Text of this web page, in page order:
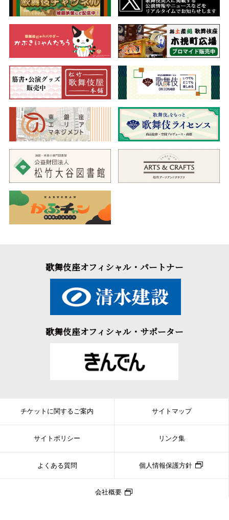
歌舞伎座オフィシャル・パートナー
歌舞伎座オフィシャル・サポーター
チケットに関するご案内 サイトマップ
サイトポリシー リンク集
よくある質問 個人情報保護方針
会社概要